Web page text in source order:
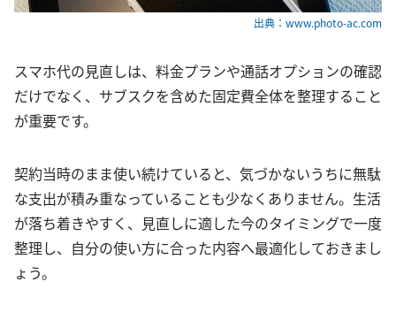
出典：www.photo-ac.com
スマホ代の見直しは、料金プランや通話オプションの確認
だけでなく、サブスクを含めた固定費全体を整理すること
が重要です。
契約当時のまま使い続けていると、気づかないうちに無駄
な支出が積み重なっていることも少なくありません。生活
が落ち着きやすく、見直しに適した今のタイミングで一度
整理し、自分の使い方に合った内容へ最適化しておきまし
ょう。